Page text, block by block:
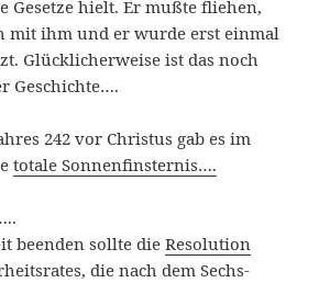
Gesetze hielt. Er mußte fliehen,
mit ihm und er wurde erst einmal
Glücklicherweise ist das noch
Geschichte….
242 vor Christus gab es im
totale Sonnenfinsternis….
beenden sollte dieResolution
die nach dem Sechs-